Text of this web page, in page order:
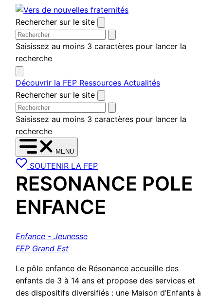
Aller
au
contenu
Rechercher sur le site
Saisissez au moins 3 caractères pour lancer la
recherche
Découvrir la FEP Ressources Actualités
Rechercher sur le site
Saisissez au moins 3 caractères pour lancer la
recherche
MENU
SOUTENIR LA FEP
RESONANCE POLE
ENFANCE
Enfance - Jeunesse
FEP Grand Est
Le pôle enfance de Résonance accueille des
enfants de 3 à 14 ans et propose des services et
des dispositifs diversifiés : une Maison d’Enfants à